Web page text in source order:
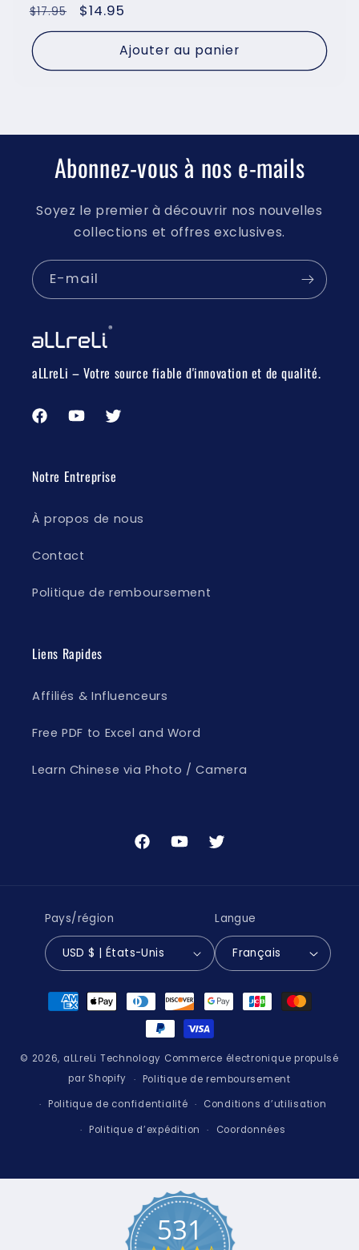
Prix
habituel
$17.95
Prix
promotionnel
$14.95
Ajouter au panier
Abonnez-vous à nos e-mails
Soyez le premier à découvrir nos nouvelles
collections et offres exclusives.
E-mail
aLLreLi – Votre source fiable d'innovation et de qualité.
FacebookYouTubeTwitter
Notre Entreprise
À propos de nous
Contact
Politique de remboursement
Liens Rapides
Affiliés & Influenceurs
Free PDF to Excel and Word
Learn Chinese via Photo / Camera
FacebookYouTubeTwitter
Pays/région
USD $ | États-Unis
Langue
Français
Moyens
© 2026, aLLreLi Technology Commerce électronique propulsé
par Shopify
Politique de remboursement
Politique de confidentialité
Conditions d’utilisation
Politique d’expédition
Coordonnées
531